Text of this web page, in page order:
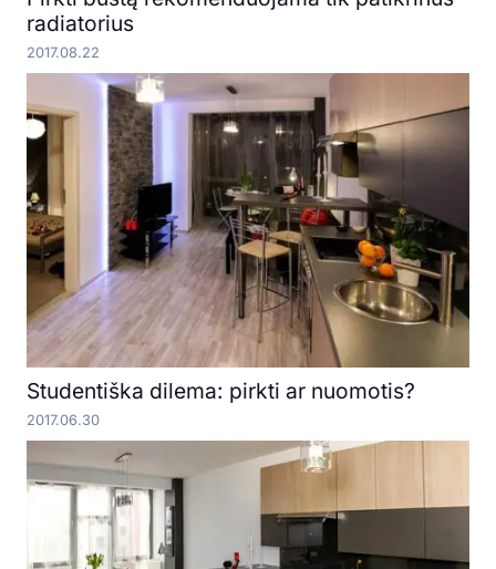
radiatorius
2017.08.22
Studentiška dilema: pirkti ar nuomotis?
2017.06.30